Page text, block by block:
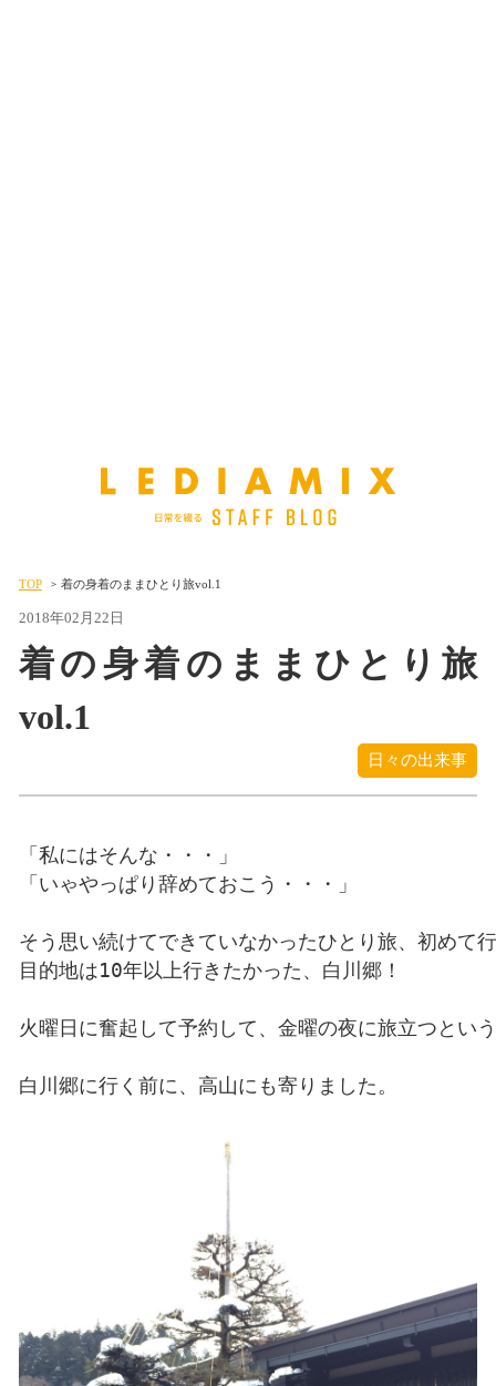
TOP 着の身着のままひとり旅vol.1
2018年02月22日
着の身着のままひとり旅
vol.1
日々の出来事
「私にはそんな・・・」
「いゃやっぱり辞めておこう・・・」
そう思い続けてできていなかったひとり旅、初めて
目的地は10年以上行きたかった、白川郷！
火曜日に奮起して予約して、金曜の夜に旅立つとい